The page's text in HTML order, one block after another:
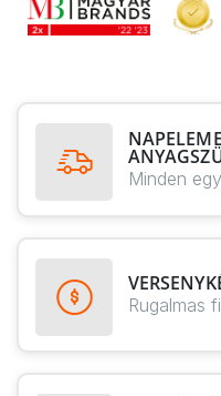
Minden
Rugalmas